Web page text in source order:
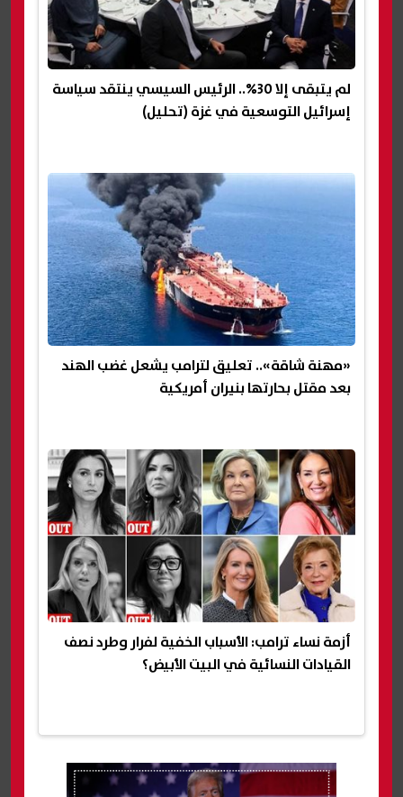
لم يتبقى إلا 30%.. الرئيس السيسي ينتقد سياسة
إسرائيل التوسعية في غزة (تحليل)
«مهنة شاقة».. تعليق لترامب يشعل غضب الهند
بعد مقتل بحارتها بنيران أمريكية
أزمة نساء ترامب: الأسباب الخفية لفرار وطرد نصف
القيادات النسائية في البيت الأبيض؟